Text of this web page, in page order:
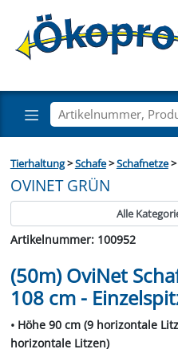
Tierhaltung>Schafe>Schafnetze>
OVINET GRÜN
Alle
Artikelnummer: 100952
(50m) OviNet
108 cm -
• Höhe 90 cm (9 horizontale
horizontale Litzen)